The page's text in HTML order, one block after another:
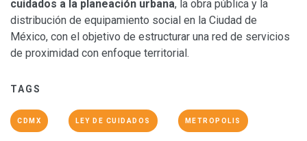
cuidados a la planeación urbana, la obra pública y la
distribución de equipamiento social en la Ciudad de
México, con el objetivo de estructurar una red de servicios
de proximidad con enfoque territorial.
TAGS
CDMX LEY DE CUIDADOS METROPOLIS